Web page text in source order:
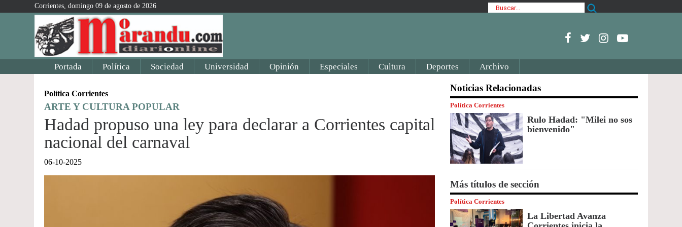
Corrientes, domingo 09 de agosto de 2026
Portada Política Sociedad Universidad Opinión Especiales Cultura Deportes Archivo
Política Corrientes
ARTE Y CULTURA POPULAR
Hadad propuso una ley para declarar a Corrientes capital
nacional del carnaval
06-10-2025
Noticias Relacionadas
Política Corrientes
Rulo Hadad: "Milei no sos
bienvenido"
Más títulos de sección
Política Corrientes
La Libertad Avanza